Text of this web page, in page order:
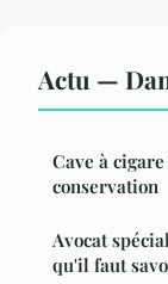
Actu —
Cave à
conservation
Avocat
qu'il faut